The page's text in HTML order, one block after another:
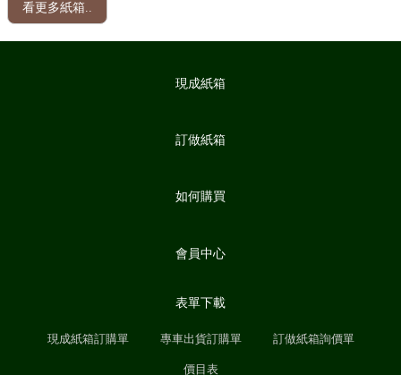
看更多紙箱..
現成紙箱
訂做紙箱
如何購買
會員中心
表單下載
現成紙箱訂購單 專車出貨訂購單 訂做紙箱詢價單
價目表